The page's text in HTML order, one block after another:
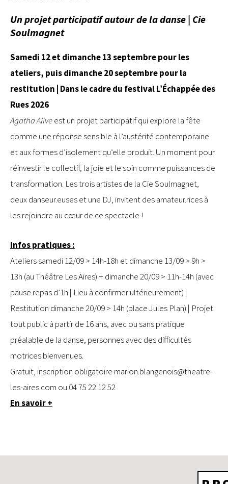
Un projet participatif autour de la danse | Cie
Soulmagnet
Samedi 12 et dimanche 13 septembre pour les
ateliers, puis dimanche 20 septembre pour la
restitution | Dans le cadre du festival L’Échappée des
Rues 2026
Agatha Aliveest un projet participatif qui explore la fête
comme une réponse sensible à l’austérité contemporaine
et aux formes d’isolement qu’elle produit. Un moment pour
réinvestir le collectif, la joie et le soin comme puissances de
transformation. Les trois artistes de la Cie Soulmagnet,
deux danseur.euses et une DJ, invitent des amateur.rices à
les rejoindre au cœur de ce spectacle !
Infos pratiques :
Ateliers samedi 12/09 > 14h-18h et dimanche 13/09 > 9h >
13h (au Théâtre Les Aires) + dimanche 20/09 > 11h-14h (avec
pause repas d’1h | Lieu à confirmer ultérieurement) |
Restitution dimanche 20/09 > 14h (place Jules Plan) | Projet
tout public à partir de 16 ans, avec ou sans pratique
préalable de la danse, personnes avec des difficultés
motrices bienvenues.
Gratuit, inscription obligatoire marion.blangenois@theatre-
les-aires.com ou 04 75 22 12 52
En savoir +